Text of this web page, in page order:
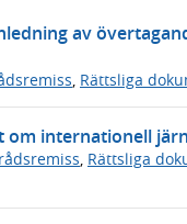
av
Rättsliga
om internationell
, Rättsliga